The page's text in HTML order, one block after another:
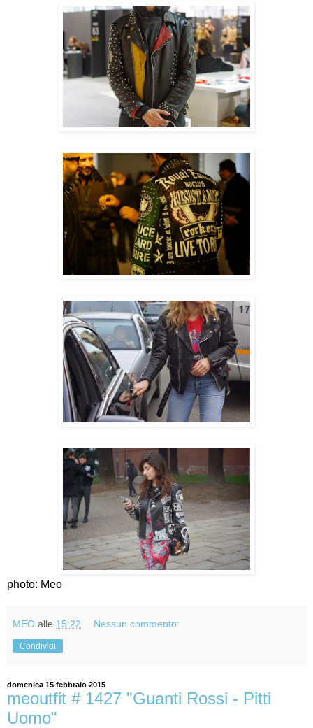
photo: Meo
MEO alle 15:22 Nessun commento:
Condividi
domenica 15 febbraio 2015
meoutfit # 1427 "Guanti Rossi - Pitti
Uomo"